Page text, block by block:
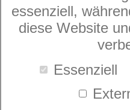
essenziell,
diese Website
Essenziell
CAWÖ
Streifen